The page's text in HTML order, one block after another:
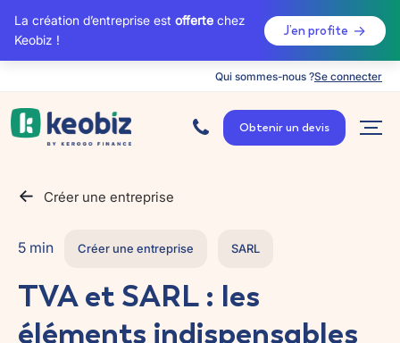
La création d’entreprise est offerte chez
Keobiz !
J’en profite
Qui sommes-nous ?Se connecter
c
c
u
Obtenir un devis
Créer une entreprise
5 min Créer une entreprise SARL
TVA et SARL : les
éléments indispensables